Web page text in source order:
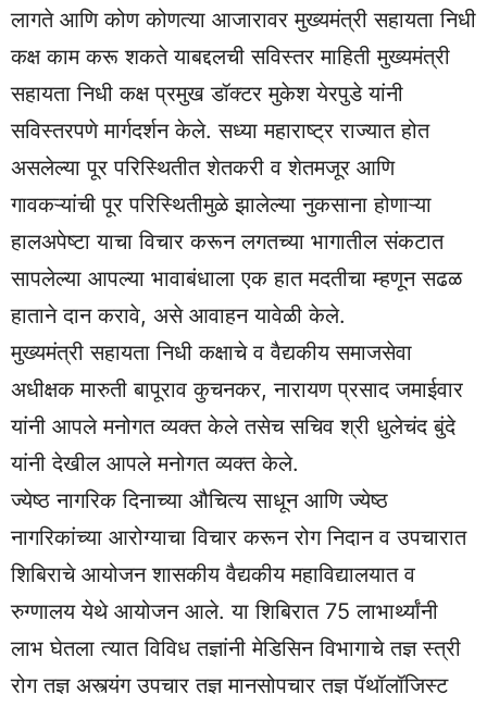
लागते आणि कोण कोणत्या आजारावर मुख्यमंत्री सहायता निधी
कक्ष काम करू शकते याबद्दलची सविस्तर माहिती मुख्यमंत्री
सहायता निधी कक्ष प्रमुख डॉक्टर मुकेश येरपुडे यांनी
सविस्तरपणे मार्गदर्शन केले. सध्या महाराष्ट्र राज्यात होत
असलेल्या पूर परिस्थितीत शेतकरी व शेतमजूर आणि
गावकऱ्यांची पूर परिस्थितीमुळे झालेल्या नुकसाना होणाऱ्या
हालअपेष्टा याचा विचार करून लगतच्या भागातील संकटात
सापलेल्या आपल्या भावाबंधाला एक हात मदतीचा म्हणून सढळ
हाताने दान करावे, असे आवाहन यावेळी केले.
मुख्यमंत्री सहायता निधी कक्षाचे व वैद्यकीय समाजसेवा
अधीक्षक मारुती बापूराव कुचनकर, नारायण प्रसाद जमाईवार
यांनी आपले मनोगत व्यक्त केले तसेच सचिव श्री धुलेचंद बुंदे
यांनी देखील आपले मनोगत व्यक्त केले.
ज्येष्ठ नागरिक दिनाच्या औचित्य साधून आणि ज्येष्ठ
नागरिकांच्या आरोग्याचा विचार करून रोग निदान व उपचारात
शिबिराचे आयोजन शासकीय वैद्यकीय महाविद्यालयात व
रुग्णालय येथे आयोजन आले. या शिबिरात 75 लाभार्थ्यांनी
लाभ घेतला त्यात विविध तज्ञांनी मेडिसिन विभागाचे तज्ञ स्त्री
रोग तज्ञ अस्त्यंग उपचार तज्ञ मानसोपचार तज्ञ पॅथॉलॉजिस्ट